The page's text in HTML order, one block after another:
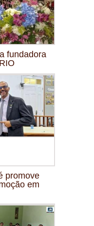
fundadora
promove
em